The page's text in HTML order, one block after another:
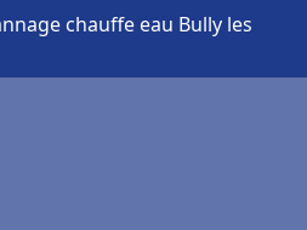
chauffe eau Bully les